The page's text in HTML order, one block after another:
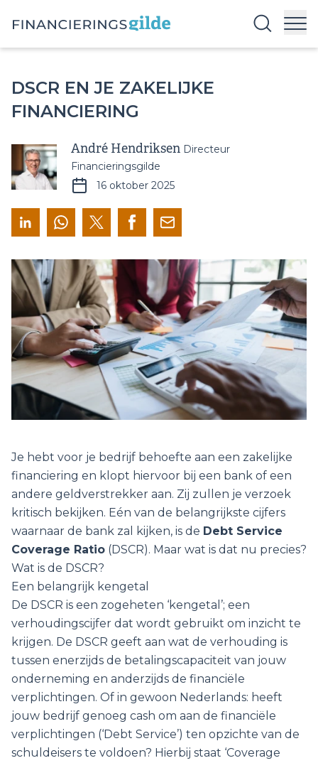
DSCR EN JE ZAKELIJKE
FINANCIERING
André Hendriksen Directeur
Financieringsgilde
16 oktober 2025
Je hebt voor je bedrijf behoefte aan een zakelijke
financiering en klopt hiervoor bij een bank of een
andere geldverstrekker aan. Zij zullen je verzoek
kritisch bekijken. Eén van de belangrijkste cijfers
waarnaar de bank zal kijken, is de Debt Service
Coverage Ratio (DSCR). Maar wat is dat nu precies?
Wat is de DSCR?
Een belangrijk kengetal
De DSCR is een zogeheten ‘kengetal’; een
verhoudingscijfer dat wordt gebruikt om inzicht te
krijgen. De DSCR geeft aan wat de verhouding is
tussen enerzijds de betalingscapaciteit van jouw
onderneming en anderzijds de financiële
verplichtingen. Of in gewoon Nederlands: heeft
jouw bedrijf genoeg cash om aan de financiële
verplichtingen (‘Debt Service’) ten opzichte van de
schuldeisers te voldoen? Hierbij staat ‘Coverage